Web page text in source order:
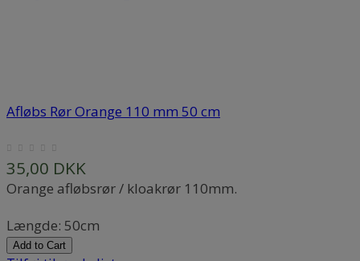
Afløbs Rør Orange 110 mm 50 cm
35,00 DKK
Orange afløbsrør / kloakrør 110mm.
Længde: 50cm
Add to Cart